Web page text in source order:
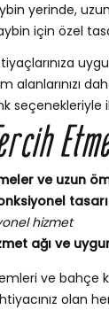
yerinde,
için özel
alanlarınızı
seçenekleriyle
ve uzun
hizmet
ağı ve
ve bahçe
olan